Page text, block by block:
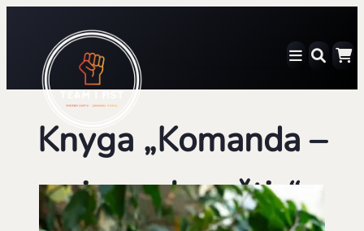
turinio
Knyga „Komanda –
vienas kumštis“